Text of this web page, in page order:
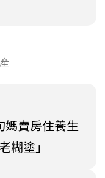
媽賣房住養生
糊塗」